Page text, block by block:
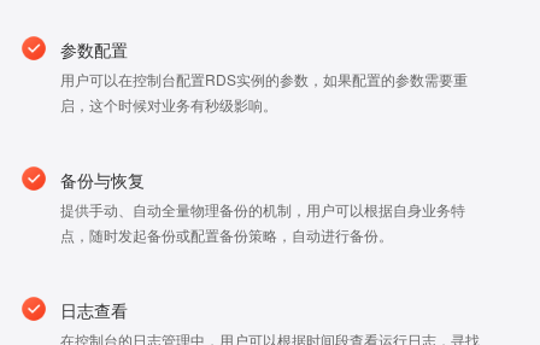
参数配置
用户可以在控制台配置RDS实例的参数，如果配置的参数需要重
启，这个时候对业务有秒级影响。
备份与恢复
提供手动、自动全量物理备份的机制，用户可以根据自身业务特
点，随时发起备份或配置备份策略，自动进行备份。
日志查看
在控制台的日志管理中，用户可以根据时间段查看运行日志，寻找